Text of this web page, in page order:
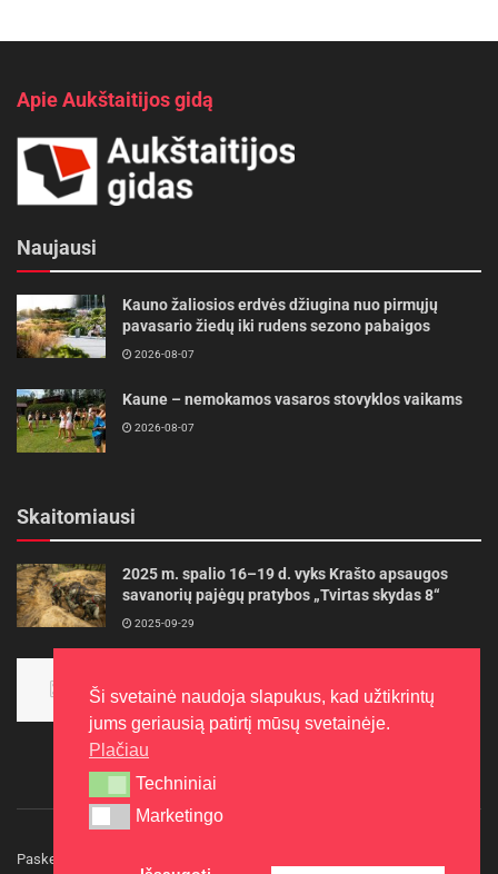
Apie Aukštaitijos gidą
Naujausi
Kauno žaliosios erdvės džiugina nuo pirmųjų
pavasario žiedų iki rudens sezono pabaigos
2026-08-07
Kaune – nemokamos vasaros stovyklos vaikams
2026-08-07
Skaitomiausi
2025 m. spalio 16–19 d. vyks Krašto apsaugos
savanorių pajėgų pratybos „Tvirtas skydas 8“
2025-09-29
aukso
2015-10-30
Paskelbkite naujieną
Ši svetainė naudoja slapukus, kad užtikrintų
jums geriausią patirtį mūsų svetainėje.
Plačiau
Techniniai
Techniniai
Marketingo
Marketingo